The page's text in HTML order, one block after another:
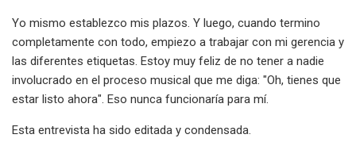
Yo mismo establezco mis plazos. Y luego, cuando termino
completamente con todo, empiezo a trabajar con mi gerencia y
las diferentes etiquetas. Estoy muy feliz de no tener a nadie
involucrado en el proceso musical que me diga: "Oh, tienes que
estar listo ahora". Eso nunca funcionaría para mí.
Esta entrevista ha sido editada y condensada.